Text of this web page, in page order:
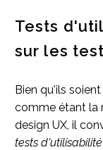
Tests
sur les
Bien qu'ils
comme étant la
design UX, il
tests d'utilisabilité